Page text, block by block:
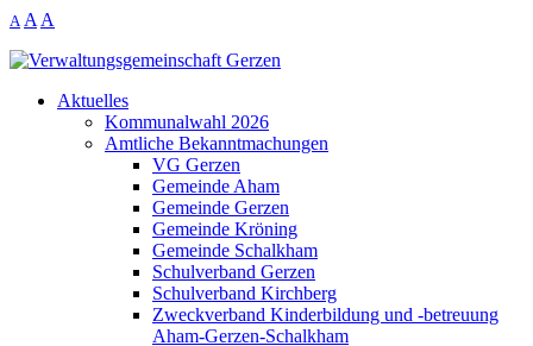
A A A
Aktuelles
Kommunalwahl 2026
Amtliche Bekanntmachungen
VG Gerzen
Gemeinde Aham
Gemeinde Gerzen
Gemeinde Kröning
Gemeinde Schalkham
Schulverband Gerzen
Schulverband Kirchberg
Zweckverband Kinderbildung und -betreuung
Aham-Gerzen-Schalkham